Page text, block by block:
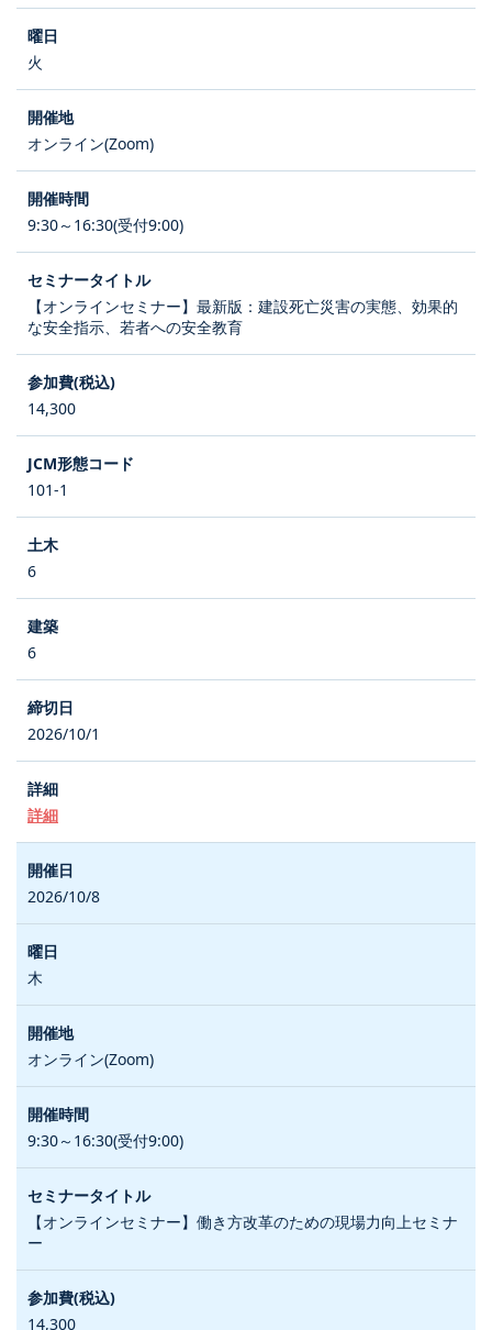
火
オンライン(Zoom)
9:30～16:30(受付9:00)
【オンラインセミナー】最新版：建設死亡災害の実態、効果的
な安全指示、若者への安全教育
14,300
101-1
6
6
2026/10/1
詳細
2026/10/8
木
オンライン(Zoom)
9:30～16:30(受付9:00)
【オンラインセミナー】働き方改革のための現場力向上セミナ
ー
14,300